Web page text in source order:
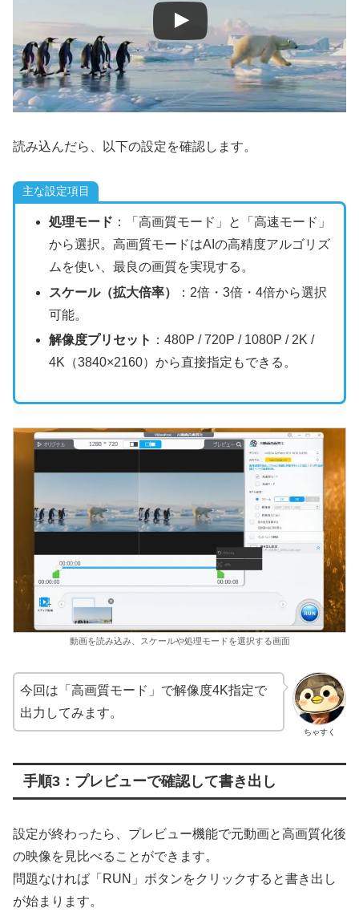
読み込んだら、以下の設定を確認します。
主な設定項目
処理モード ：「高画質モード」と「高速モード」
から選択。高画質モードはAIの高精度アルゴリズ
ムを使い、最良の画質を実現する。
スケール（拡大倍率）
：2倍・3倍・4倍から選択
可能。
解像度プリセット ：480P / 720P / 1080P / 2K /
4K（3840×2160）から直接指定もできる。
動画を読み込み、スケールや処理モードを選択する画面
ちゃすく
今回は「高画質モード」で解像度4K指定で
出力してみます。
手順3：プレビューで確認して書き出し
設定が終わったら、プレビュー機能で元動画と高画質化後
の映像を見比べることができます。
問題なければ「RUN」ボタンをクリックすると書き出し
が始まります。